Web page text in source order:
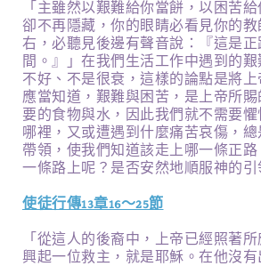
「主雖然以艱難給你當餅，以困苦
卻不再隱藏，你的眼睛必看見你的教
右，必聽見後邊有聲音說：『這是正
間。』」在我們生活工作中遇到的
不好、不是很衰，這樣的論點是將
應當知道，艱難與困苦，是上帝所
要的食物與水，因此我們就不需要
哪裡，又或遭遇到什麼痛苦哀傷，
帶領，使我們知道該走上哪一條正
一條路上呢？是否安然地順服神的引
使徒行傳13章16～25節
「從這人的後裔中，上帝已經照著
興起一位救主，就是耶穌。在他沒